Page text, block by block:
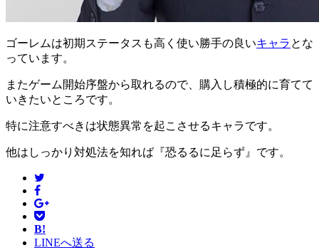
ゴーレムは初期ステータスも高く使い勝手の良いキャラ とな
っています。
またゲーム開始序盤から取れるので、購入し積極的に育てて
いきたいところです。
特に注意すべきは状態異常を起こさせるキャラです。
他はしっかり対処法を知れば『恐るるに足らず』です。
B!
LINEへ送る